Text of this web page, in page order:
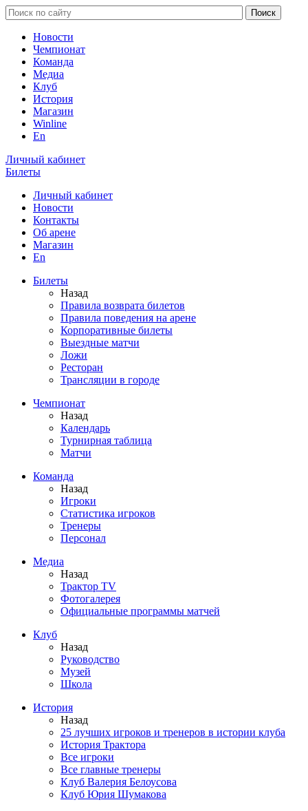
Новости
Чемпионат
Команда
Медиа
Клуб
История
Магазин
Winline
En
Личный кабинет
Билеты
Личный кабинет
Новости
Контакты
Об арене
Магазин
En
Билеты
Назад
Правила возврата билетов
Правила поведения на арене
Корпоративные билеты
Выездные матчи
Ложи
Ресторан
Трансляции в городе
Чемпионат
Назад
Календарь
Турнирная таблица
Матчи
Команда
Назад
Игроки
Статистика игроков
Тренеры
Персонал
Медиа
Назад
Трактор TV
Фотогалерея
Официальные программы матчей
Клуб
Назад
Руководство
Музей
Школа
История
Назад
25 лучших игроков и тренеров в истории клуба
История Трактора
Все игроки
Все главные тренеры
Клуб Валерия Белоусова
Клуб Юрия Шумакова